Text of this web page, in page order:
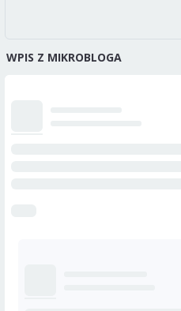
WPIS Z MIKROBLOGA